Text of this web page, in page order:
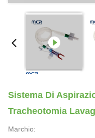
Sistema Di
Tracheotomia
Marchio: